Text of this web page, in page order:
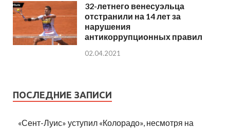
32-летнего венесуэльца
отстранили на 14 лет за
нарушения
антикоррупционных правил
02.04.2021
ПОСЛЕДНИЕ ЗАПИСИ
«Сент-Луис» уступил «Колорадо», несмотря на